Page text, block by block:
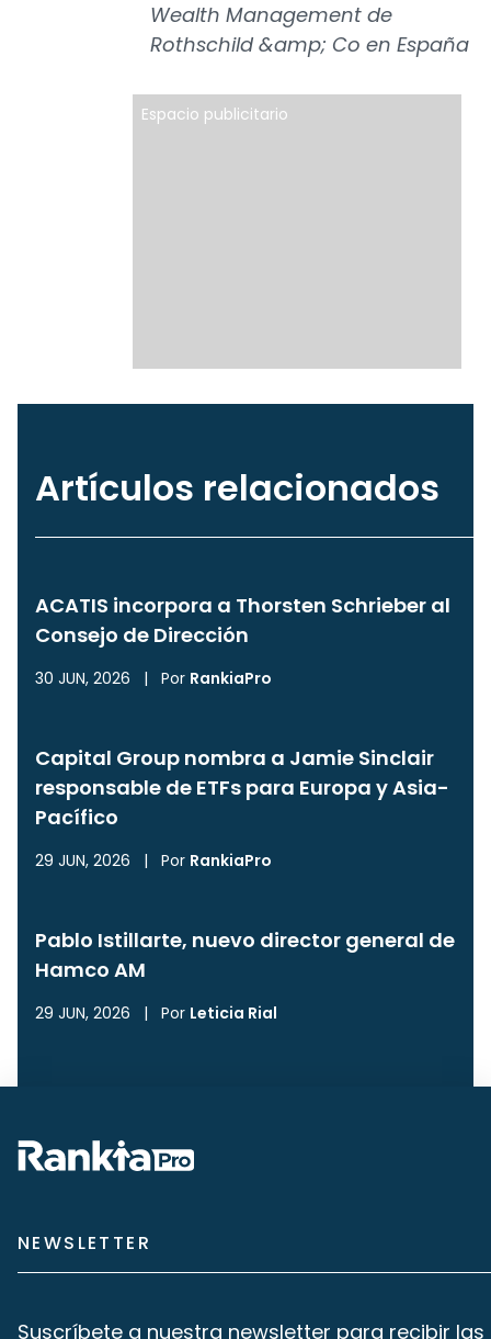
Wealth Management de
Rothschild &amp; Co en España
Espacio publicitario
Artículos relacionados
ACATIS incorpora a Thorsten Schrieber al
Consejo de Dirección
30 JUN, 2026 | Por RankiaPro
Capital Group nombra a Jamie Sinclair
responsable de ETFs para Europa y Asia-
Pacífico
29 JUN, 2026 | Por RankiaPro
Pablo Istillarte, nuevo director general de
Hamco AM
29 JUN, 2026 | Por Leticia Rial
NEWSLETTER
Suscríbete a nuestra newsletter para recibir las